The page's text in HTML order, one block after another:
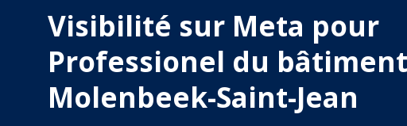
Visibilité sur Meta pour
Professionel du
Molenbeek-Saint-Jean